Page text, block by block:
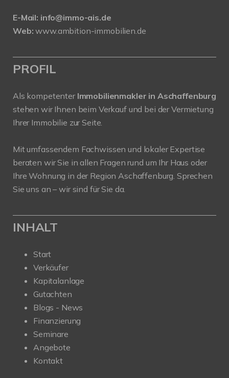
E-Mail: info@immo-ais.de
Web: www.ambition-immobilien.de
PROFIL
Als kompetenter Immobilienmakler in Aschaffenburg
stehen wir Ihnen beim Verkauf und bei der Vermietung
Ihrer Immobilie zur Seite.
Mit umfassendem Fachwissen und lokaler Expertise
beraten wir Sie in allen Fragen rund um Ihr Haus oder
Ihre Wohnung in der Region Aschaffenburg. Sprechen
Sie uns an – wir sind für Sie da.
INHALT
Start
Verkäufer
Kapitalanlage
Gutachten
Blogs - News
Finanzierung
Seminare
Angebote
Kontakt